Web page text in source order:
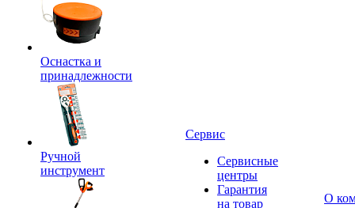
Оснастка и
принадлежности
Ручной
инструмент
Сервис
Сервисные
центры
Гарантия
на товар
О